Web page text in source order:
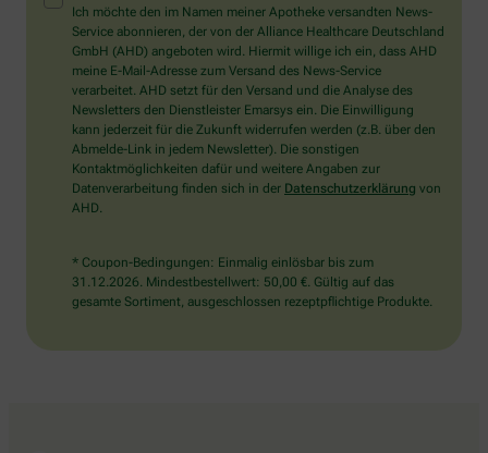
Mensch?
Dann
wählen
Sie
bitte
die
Tasse.
Ich möchte den im Namen meiner Apotheke versandten News-
Service abonnieren, der von der Alliance Healthcare Deutschland
GmbH (AHD) angeboten wird. Hiermit willige ich ein, dass AHD
meine E-Mail-Adresse zum Versand des News-Service
verarbeitet. AHD setzt für den Versand und die Analyse des
Newsletters den Dienstleister Emarsys ein. Die Einwilligung
kann jederzeit für die Zukunft widerrufen werden (z.B. über den
Abmelde-Link in jedem Newsletter). Die sonstigen
Kontaktmöglichkeiten dafür und weitere Angaben zur
Datenverarbeitung finden sich in der Datenschutzerklärung von
AHD.
* Coupon-Bedingungen: Einmalig einlösbar bis zum
31.12.2026. Mindestbestellwert: 50,00 €. Gültig auf das
gesamte Sortiment, ausgeschlossen rezeptpflichtige Produkte.